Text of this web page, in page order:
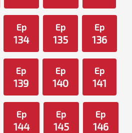
Ep
134
Ep
135
Ep
136
Ep
139
Ep
140
Ep
141
Ep
144
Ep
145
Ep
146